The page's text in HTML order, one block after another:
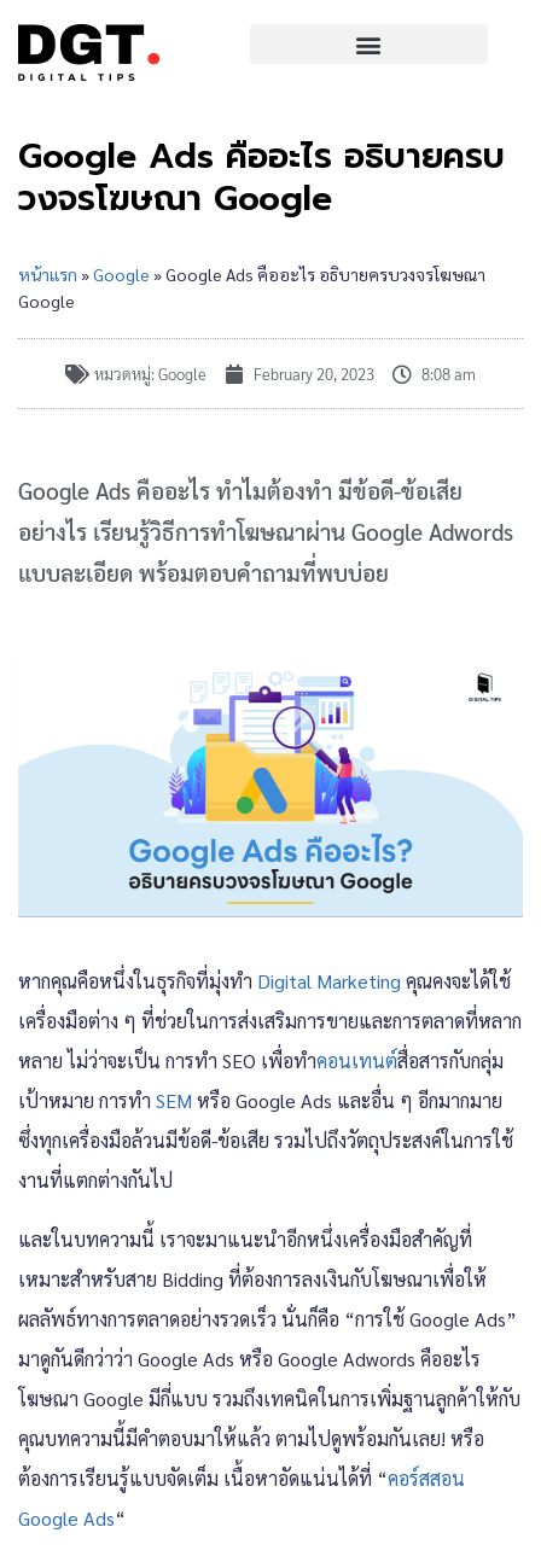
Google Ads คืออะไร อธิบายครบ
วงจรโฆษณา Google
หน้าแรก »Google »Google Ads คืออะไร อธิบายครบวงจรโฆษณา
Google
หมวดหมู่: Google February 20, 2023 8:08 am
Google Ads คืออะไร ทำไมต้องทำ มีข้อดี-ข้อเสีย
อย่างไร เรียนรู้วิธีการทำโฆษณาผ่าน Google Adwords
แบบละเอียด พร้อมตอบคำถามที่พบบ่อย
หากคุณคือหนึ่งในธุรกิจที่มุ่งทำ Digital Marketing คุณคงจะได้ใช้
เครื่องมือต่าง ๆ ที่ช่วยในการส่งเสริมการขายและการตลาดที่หลาก
หลาย ไม่ว่าจะเป็น การทำ SEO เพื่อทำคอนเทนต์สื่อสารกับกลุ่ม
เป้าหมาย การทำ SEM หรือ Google Ads และอื่น ๆ อีกมากมาย
ซึ่งทุกเครื่องมือล้วนมีข้อดี-ข้อเสีย รวมไปถึงวัตถุประสงค์ในการใช้
งานที่แตกต่างกันไป
และในบทความนี้ เราจะมาแนะนำอีกหนึ่งเครื่องมือสำคัญที่
เหมาะสำหรับสาย Bidding ที่ต้องการลงเงินกับโฆษณาเพื่อให้
ผลลัพธ์ทางการตลาดอย่างรวดเร็ว นั่นก็คือ “การใช้ Google Ads”
มาดูกันดีกว่าว่า Google Ads หรือ Google Adwords คืออะไร
โฆษณา Google มีกี่แบบ รวมถึงเทคนิคในการเพิ่มฐานลูกค้าให้กับ
คุณบทความนี้มีคำตอบมาให้แล้ว ตามไปดูพร้อมกันเลย! หรือ
ต้องการเรียนรู้แบบจัดเต็ม เนื้อหาอัดแน่นได้ที่ “คอร์สสอน
Google Ads“